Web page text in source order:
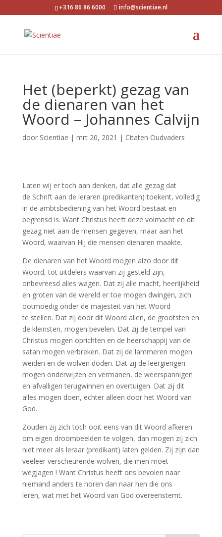
+316 86 86 6000 info@scientiae.nl
Het (beperkt) gezag van
de dienaren van het
Woord – Johannes Calvijn
door Scientiae | mrt 20, 2021 | Citaten Oudvaders
Laten wij er toch aan denken, dat alle gezag dat
de Schrift aan de leraren (predikanten) toekent, volledig
in de ambtsbediening van het Woord bestaat en
begrensd is. Want Christus heeft deze volmacht en dit
gezag niet aan de mensen gegeven, maar aan het
Woord, waarvan Hij die mensen dienaren maakte.
De dienaren van het Woord mogen alzo door dit
Woord, tot uitdelers waarvan zij gesteld zijn,
onbevreesd alles wagen. Dat zij alle macht, heerlijkheid
en groten van de wereld er toe mogen dwingen, zich
ootmoedig onder de majesteit van het Woord
te stellen. Dat zij door dit Woord allen, de grootsten en
de kleinsten, mogen bevelen. Dat zij de tempel van
Christus mogen oprichten en de heerschappij van de
satan mogen verbreken. Dat zij de lammeren mogen
weiden en de wolven doden. Dat zij de leergierigen
mogen onderwijzen en vermanen, de weerspannigen
en afvalligen terugwinnen en overtuigen. Dat zij dit
alles mogen doen, echter alleen door het Woord van
God.
Zouden zij zich toch ooit eens van dit Woord afkeren
om eigen droombeelden te volgen, dan mogen zij zich
niet meer als leraar (predikant) laten gelden. Zij zijn dan
veeleer verscheurende wolven, die men moet
wegjagen ! Want Christus heeft ons bevolen naar
niemand anders te horen dan naar hen die ons
leren, wat met het Woord van God overeenstemt.